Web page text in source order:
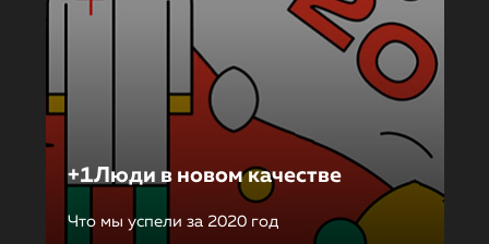
+1Люди в новом качестве
Что мы успели за 2020 год